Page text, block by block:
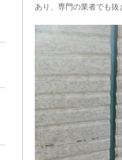
あり、専門の業者でも抜